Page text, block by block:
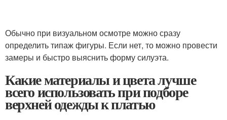
Обычно при визуальном осмотре можно сразу
определить типаж фигуры. Если нет, то можно провести
замеры и быстро выяснить форму силуэта.
Какие материалы и цвета лучше
всего использовать при подборе
верхней одежды к платью